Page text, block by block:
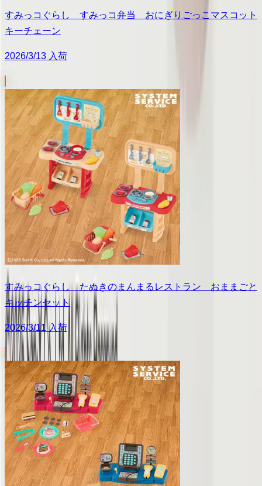
すみっコぐらし すみっコ弁当 おにぎりごっこマスコット
キーチェーン
2026/3/13 入荷
すみっコぐらし たぬきのまんまるレストラン おままごと
キッチンセット
2026/3/11 入荷